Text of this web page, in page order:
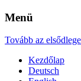
Menü
Tovább az
Kezdőlap
Deutsch